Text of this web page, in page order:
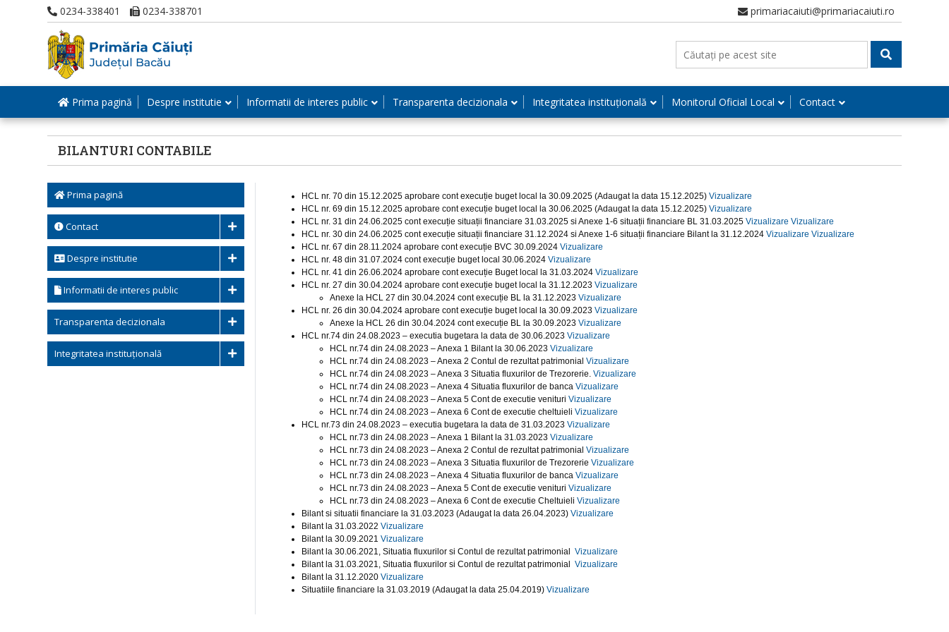
0234-338401 0234-338701 primariacaiuti@primariacaiuti.ro
Prima pagină Despre institutie Informatii de interes public Transparenta decizionala Integritatea instituțională Monitorul Oficial Local Contact
BILANTURI CONTABILE
Prima pagină
Contact
Despre institutie
Informatii de interes public
Transparenta decizionala
Integritatea instituțională
HCL nr. 70 din 15.12.2025 aprobare cont execuție buget local la 30.09.2025 (Adaugat la data 15.12.2025) Vizualizare
HCL nr. 69 din 15.12.2025 aprobare cont execuție buget local la 30.06.2025 (Adaugat la data 15.12.2025) Vizualizare
HCL nr. 31 din 24.06.2025 cont execuție situații financiare 31.03.2025 si Anexe 1-6 situații financiare BL 31.03.2025 Vizualizare Vizualizare
HCL nr. 30 din 24.06.2025 cont execuție situații financiare 31.12.2024 si Anexe 1-6 situații financiare Bilant la 31.12.2024 Vizualizare Vizualizare
HCL nr. 67 din 28.11.2024 aprobare cont execuție BVC 30.09.2024 Vizualizare
HCL nr. 48 din 31.07.2024 cont execuție buget local 30.06.2024 Vizualizare
HCL nr. 41 din 26.06.2024 aprobare cont execuție Buget local la 31.03.2024 Vizualizare
HCL nr. 27 din 30.04.2024 aprobare cont execuție buget local la 31.12.2023 Vizualizare
Anexe la HCL 27 din 30.04.2024 cont execuție BL la 31.12.2023 Vizualizare
HCL nr. 26 din 30.04.2024 aprobare cont execuție buget local la 30.09.2023 Vizualizare
Anexe la HCL 26 din 30.04.2024 cont execuție BL la 30.09.2023 Vizualizare
HCL nr.74 din 24.08.2023 – executia bugetara la data de 30.06.2023 Vizualizare
HCL nr.74 din 24.08.2023 – Anexa 1 Bilant la 30.06.2023 Vizualizare
HCL nr.74 din 24.08.2023 – Anexa 2 Contul de rezultat patrimonial Vizualizare
HCL nr.74 din 24.08.2023 – Anexa 3 Situatia fluxurilor de Trezorerie. Vizualizare
HCL nr.74 din 24.08.2023 – Anexa 4 Situatia fluxurilor de banca Vizualizare
HCL nr.74 din 24.08.2023 – Anexa 5 Cont de executie venituri Vizualizare
HCL nr.74 din 24.08.2023 – Anexa 6 Cont de executie cheltuieli Vizualizare
HCL nr.73 din 24.08.2023 – executia bugetara la data de 31.03.2023 Vizualizare
HCL nr.73 din 24.08.2023 – Anexa 1 Bilant la 31.03.2023 Vizualizare
HCL nr.73 din 24.08.2023 – Anexa 2 Contul de rezultat patrimonial Vizualizare
HCL nr.73 din 24.08.2023 – Anexa 3 Situatia fluxurilor de Trezorerie Vizualizare
HCL nr.73 din 24.08.2023 – Anexa 4 Situatia fluxurilor de banca Vizualizare
HCL nr.73 din 24.08.2023 – Anexa 5 Cont de executie venituri Vizualizare
HCL nr.73 din 24.08.2023 – Anexa 6 Cont de executie Cheltuieli Vizualizare
Bilant si situatii financiare la 31.03.2023 (Adaugat la data 26.04.2023) Vizualizare
Bilant la 31.03.2022 Vizualizare
Bilant la 30.09.2021 Vizualizare
Bilant la 30.06.2021, Situatia fluxurilor si Contul de rezultat patrimonial Vizualizare
Bilant la 31.03.2021, Situatia fluxurilor si Contul de rezultat patrimonial Vizualizare
Bilant la 31.12.2020 Vizualizare
Situatiile financiare la 31.03.2019 (Adaugat la data 25.04.2019) Vizualizare